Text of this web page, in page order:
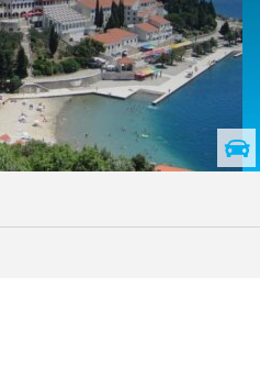
Cenovnik je u
pripremi